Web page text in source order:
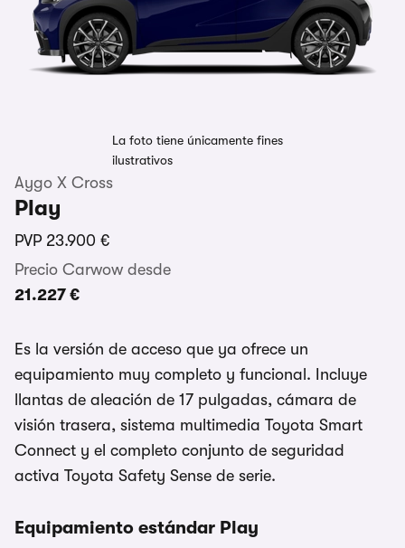
La foto tiene únicamente fines
ilustrativos
Aygo X Cross
Play
PVP 23.900 €
Precio Carwow desde
21.227 €
Es la versión de acceso que ya ofrece un
equipamiento muy completo y funcional. Incluye
llantas de aleación de 17 pulgadas, cámara de
visión trasera, sistema multimedia Toyota Smart
Connect y el completo conjunto de seguridad
activa Toyota Safety Sense de serie.
Equipamiento estándar Play